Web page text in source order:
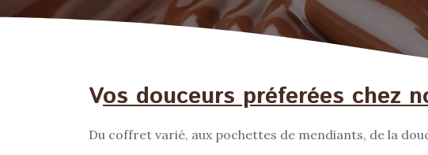
Vos douceurs préferées chez
Du coffret varié, aux pochettes de mendiants, de la